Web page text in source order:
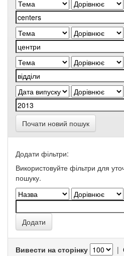
Почати новий пошук
Додати фільтри:
Використовуйте фільтри для
пошуку.
Вивести на сторінку |